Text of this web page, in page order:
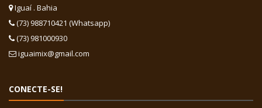
Iguaí . Bahia
(73) 988710421 (Whatsapp)
(73) 981000930
iguaimix@gmail.com
CONECTE-SE!